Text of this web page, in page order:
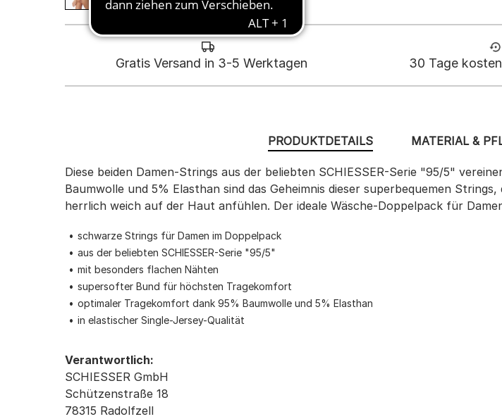
Gratis Versand in 3-5 Werktagen 30 Tage
PRODUKTDETAILS
Diese beiden Damen-Strings aus der beliebten SCHIESSER-Serie "95/5"
Baumwolle und 5% Elasthan sind das Geheimnis dieser superbequemen
herrlich weich auf der Haut anfühlen. Der ideale Wäsche-Doppelpack für
schwarze Strings für Damen im Doppelpack
aus der beliebten SCHIESSER-Serie "95/5"
mit besonders flachen Nähten
supersofter Bund für höchsten Tragekomfort
optimaler Tragekomfort dank 95% Baumwolle und 5% Elasthan
in elastischer Single-Jersey-Qualität
Verantwortlich:
SCHIESSER GmbH
Schützenstraße 18
78315 Radolfzell
MATERIAL &